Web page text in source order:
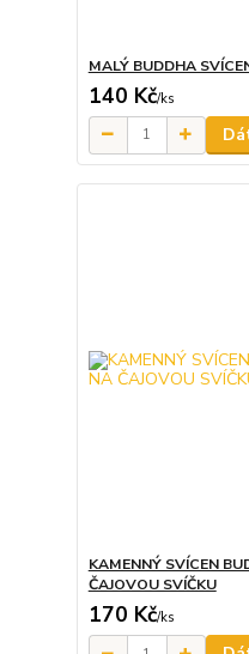
MALÝ BUDDHA
140 Kč/ks
KAMENNÝ SVÍCEN
ČAJOVOU SVÍČKU
170 Kč/ks